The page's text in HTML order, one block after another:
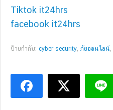
Tiktok it24hrs
facebook it24hrs
ป้ายกำกับ: cyber security, ภัยออนไลน์,